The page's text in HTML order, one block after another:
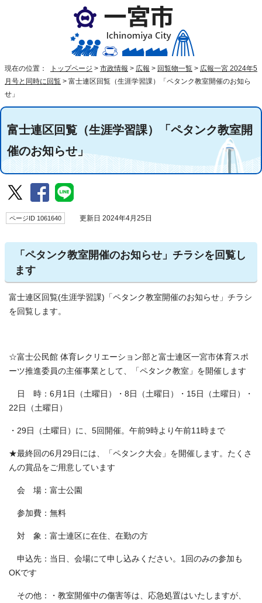
現在の位置： トップページ > 市政情報 > 広報 > 回覧物一覧 > 広報一宮 2024年5
月号と同時に回覧 > 富士連区回覧（生涯学習課）「ペタンク教室開催のお知ら
せ」
富士連区回覧（生涯学習課）「ペタンク教室開
催のお知らせ」
ページID 1061640 更新日 2024年4月25日
「ペタンク教室開催のお知らせ」チラシを回覧し
ます
富士連区回覧(生涯学習課)「ペタンク教室開催のお知らせ」チラシ
を回覧します。
☆富士公民館 体育レクリエーション部と富士連区一宮市体育スポ
ーツ推進委員の主催事業として、「ペタンク教室」を開催します
日 時：6月1日（土曜日）・8日（土曜日）・15日（土曜日）・
22日（土曜日）
・29日（土曜日）に、5回開催。午前9時より午前11時まで
★最終回の6月29日には、「ペタンク大会」を開催します。たくさ
んの賞品をご用意しています
会 場：富士公園
参加費：無料
対 象：富士連区に在住、在勤の方
申込先：当日、会場にて申し込みください。1回のみの参加も
ОKです
その他：・教室開催中の傷害等は、応急処置はいたしますが、